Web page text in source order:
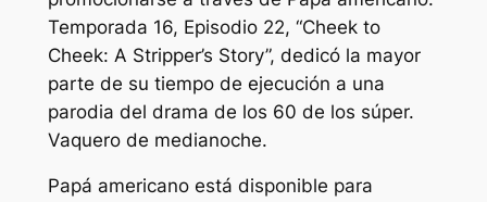
Temporada 16, Episodio 22, “Cheek to
Cheek: A Stripper’s Story”, dedicó la mayor
parte de su tiempo de ejecución a una
parodia del drama de los 60 de los súper.
Vaquero de medianoche.
Papá americanoestá disponible para